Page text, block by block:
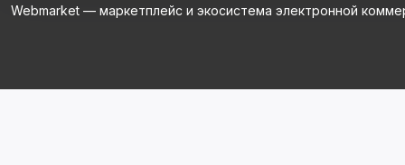
Webmarket — маркетплейс и экосистема электронной